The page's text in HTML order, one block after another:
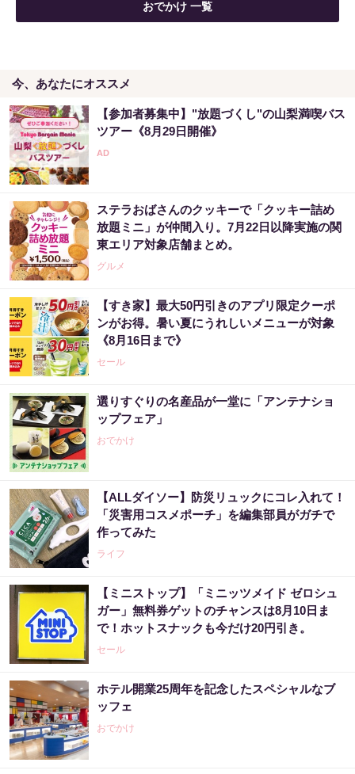
おでかけ 一覧
今、あなたにオススメ
【参加者募集中】"放題づくし"の山梨満喫バス
ツアー《8月29日開催》
ステラおばさんのクッキーで「クッキー詰め
放題ミニ」が仲間入り。7月22日以降実施の関
東エリア対象店舗まとめ。
グルメ
【すき家】最大50円引きのアプリ限定クーポ
ンがお得。暑い夏にうれしいメニューが対象
《8月16日まで》
セール
選りすぐりの名産品が一堂に「アンテナショ
ップフェア」
おでかけ
【ALLダイソー】防災リュックにコレ入れて！
「災害用コスメポーチ」を編集部員がガチで
作ってみた
ライフ
【ミニストップ】「ミニッツメイド ゼロシュ
ガー」無料券ゲットのチャンスは8月10日ま
で！ホットスナックも今だけ20円引き。
セール
ホテル開業25周年を記念したスペシャルなブ
ッフェ
おでかけ